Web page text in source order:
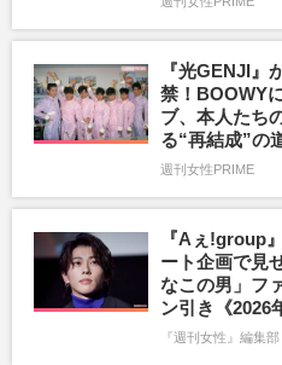
『光GENJI』
禁！BOOWY
ブ、本人たち
る“再結成”の
週刊女性PRIME
『Aぇ!group
ート企画で見
なこの男」フ
ン引き《2026
『週刊女性』編集部